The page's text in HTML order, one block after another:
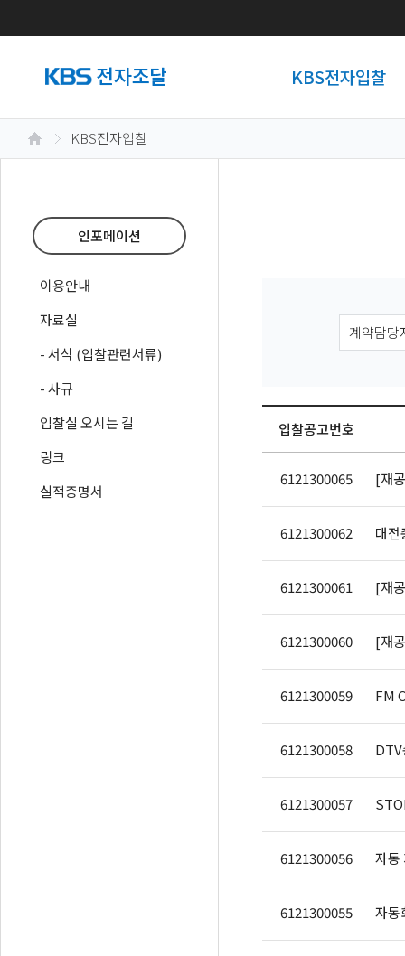
KBS전자입찰
KBS전자입찰
인포메이션
이용안내
자료실
- 서식 (입찰관련서류)
- 사규
입찰실 오시는 길
링크
실적증명서
입찰공고번호
6121300065
6121300062 대전
6121300061
6121300060
6121300059 FM
6121300058 DTV
6121300057
6121300056
6121300055